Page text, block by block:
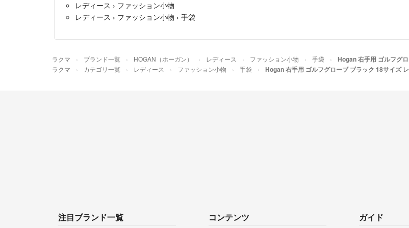
レディース › ファッション小物
レディース › ファッション小物 › 手袋
ラクマ ブランド一覧 HOGAN（ホーガン） レディース ファッション小物 手袋 Hogan 右手用 ゴルフグ
ラクマ カテゴリ一覧 レディース ファッション小物 手袋 Hogan 右手用 ゴルフグローブ ブラック 18サイズ
注目ブランド一覧 コンテンツ ガイド